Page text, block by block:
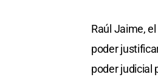
Raúl Jaime,
poder
poder judicial